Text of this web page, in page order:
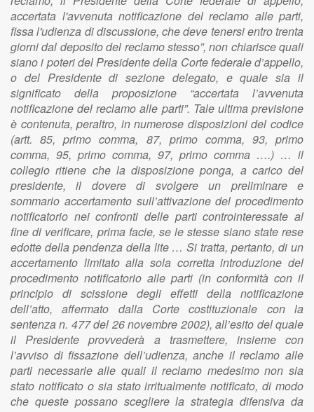
accertata l'avvenuta notificazione del reclamo alle parti,
fissa l'udienza di discussione, che deve tenersi entro trenta
giorni dal deposito del reclamo stesso”, non chiarisce quali
siano i poteri del Presidente della Corte federale d’appello,
o del Presidente di sezione delegato, e quale sia il
significato della proposizione “accertata l’avvenuta
notificazione del reclamo alle parti”. Tale ultima previsione
è contenuta, peraltro, in numerose disposizioni del codice
(artt. 85, primo comma, 87, primo comma, 93, primo
comma, 95, primo comma, 97, primo comma ….) … il
collegio ritiene che la disposizione ponga, a carico del
presidente, il dovere di svolgere un preliminare e
sommario accertamento sull’attivazione del procedimento
notificatorio nei confronti delle parti controinteressate al
fine di verificare, prima facie, se le stesse siano state rese
edotte della pendenza della lite … Si tratta, pertanto, di un
accertamento limitato alla sola corretta introduzione del
procedimento notificatorio alle parti (in conformità con il
principio di scissione degli effetti della notificazione
dell’atto, affermato dalla Corte costituzionale con la
sentenza n. 477 del 26 novembre 2002), all’esito del quale
il Presidente provvederà a trasmettere, insieme con
l’avviso di fissazione dell’udienza, anche il reclamo alle
parti necessarie alle quali il reclamo medesimo non sia
stato notificato o sia stato irritualmente notificato, di modo
che queste possano scegliere la strategia difensiva da